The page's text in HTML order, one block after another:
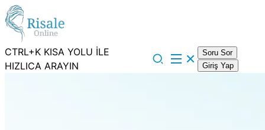
CTRL+K KISA YOLU İLE
HIZLICA ARAYIN
Soru Sor
Giriş Yap